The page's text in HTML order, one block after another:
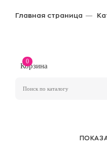
Главная страница
Корзина
0